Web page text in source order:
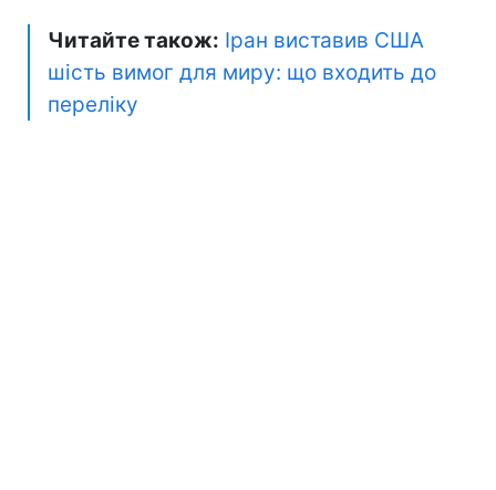
Читайте також: Іран виставив США
шість вимог для миру: що входить до
переліку